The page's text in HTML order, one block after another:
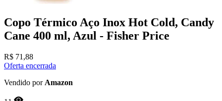
Copo Térmico Aço Inox Hot Cold, Candy
Cane 400 ml, Azul - Fisher Price
R$ 71,88
Oferta encerrada
Vendido por Amazon